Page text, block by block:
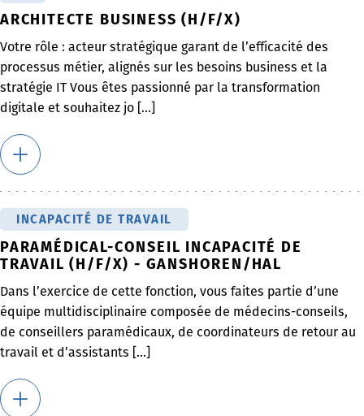
ARCHITECTE BUSINESS (H/F/X)
Votre rôle : acteur stratégique garant de l’efficacité des
processus métier, alignés sur les besoins business et la
stratégie IT Vous êtes passionné par la transformation
digitale et souhaitez jo [...]
INCAPACITÉ DE TRAVAIL
PARAMÉDICAL-CONSEIL INCAPACITÉ DE
TRAVAIL (H/F/X) - GANSHOREN/HAL
Dans l’exercice de cette fonction, vous faites partie d’une
équipe multidisciplinaire composée de médecins-conseils,
de conseillers paramédicaux, de coordinateurs de retour au
travail et d’assistants [...]